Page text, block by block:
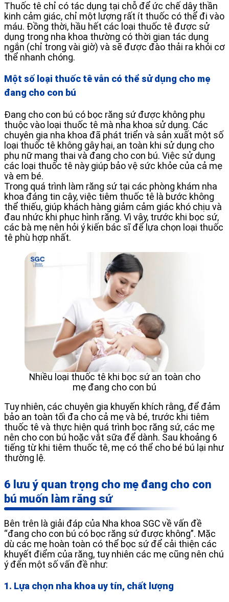
Thuốc tê chỉ có tác dụng tại chỗ để ức chế dây thần
kinh cảm giác, chỉ một lượng rất ít thuốc có thể đi vào
máu. Đồng thời, hầu hết các loại thuốc tê được sử
dụng trong nha khoa thường có thời gian tác dụng
ngắn (chỉ trong vài giờ) và sẽ được đào thải ra khỏi cơ
thể nhanh chóng.
Một số loại thuốc tê vẫn có thể sử dụng cho mẹ
đang cho con bú
Đang cho con bú có bọc răng sứ được không phụ
thuộc vào loại thuốc tê mà nha khoa sử dụng. Các
chuyên gia nha khoa đã phát triển và sản xuất một số
loại thuốc tê không gây hại, an toàn khi sử dụng cho
phụ nữ mang thai và đang cho con bú. Việc sử dụng
các loại thuốc tê này giúp bảo vệ sức khỏe của cả mẹ
và em bé.
Trong quá trình làm răng sứ tại các phòng khám nha
khoa đáng tin cậy, việc tiêm thuốc tê là bước không
thể thiếu, giúp khách hàng giảm cảm giác khó chịu và
đau nhức khi phục hình răng. Vì vậy, trước khi bọc sứ,
các bà mẹ nên hỏi ý kiến bác sĩ để lựa chọn loại thuốc
tê phù hợp nhất.
Nhiều loại thuốc tê khi bọc sứ an toàn cho
mẹ đang cho con bú
Tuy nhiên, các chuyên gia khuyến khích rằng, để đảm
bảo an toàn tối đa cho cả mẹ và bé, trước khi tiêm
thuốc tê và thực hiện quá trình bọc răng sứ, các mẹ
nên cho con bú hoặc vắt sữa để dành. Sau khoảng 6
tiếng từ khi tiêm thuốc tê, mẹ có thể cho bé bú lại như
thường lệ.
6 lưu ý quan trọng cho mẹ đang cho con
bú muốn làm răng sứ
Bên trên là giải đáp của Nha khoa SGC về vấn đề
“đang cho con bú có bọc răng sứ được không”. Mặc
dù các mẹ hoàn toàn có thể bọc sứ để cải thiện các
khuyết điểm của răng, tuy nhiên các mẹ cũng nên chú
ý đến một số vấn đề như:
1. Lựa chọn nha khoa uy tín, chất lượng